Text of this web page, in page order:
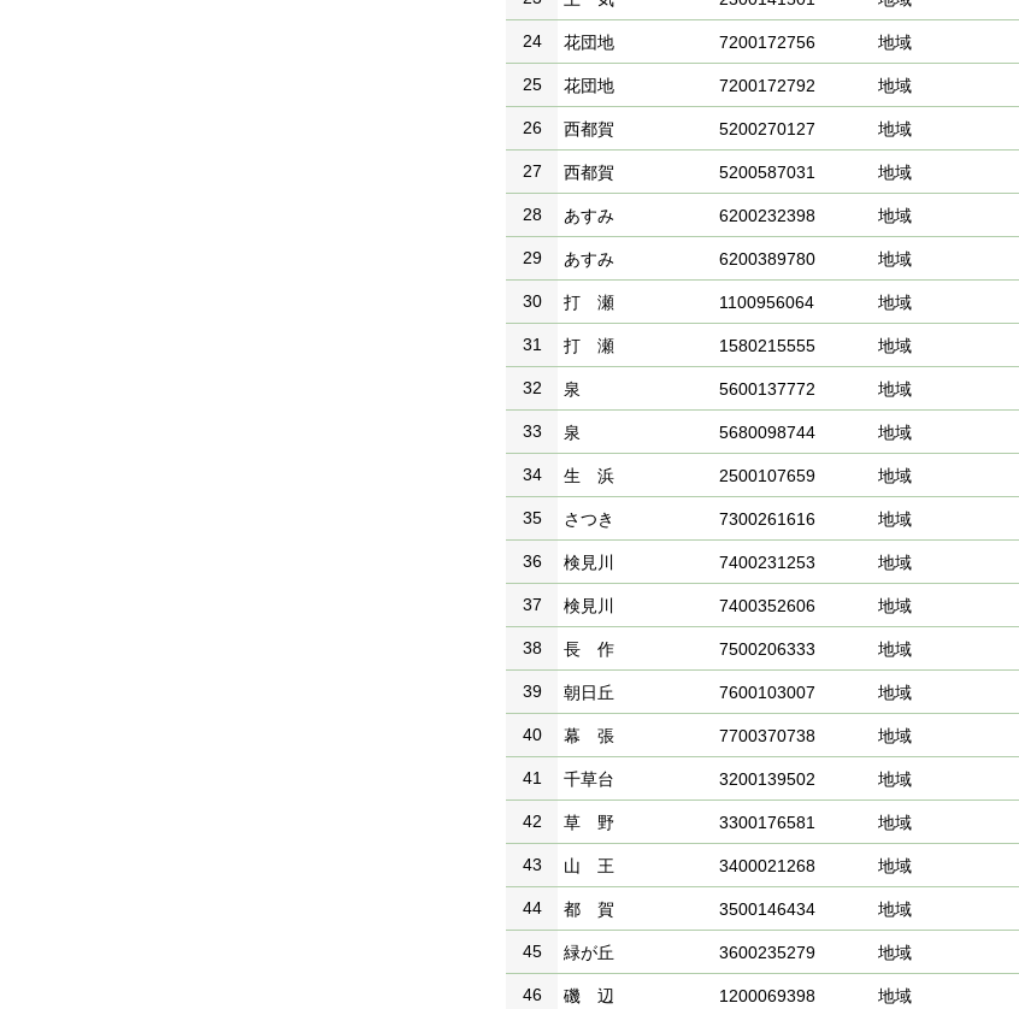
24 花団地 7200172756 地域
25 花団地 7200172792 地域
26 西都賀 5200270127 地域
27 西都賀 5200587031 地域
28 あすみ 6200232398 地域
29 あすみ 6200389780 地域
30 打 瀬 1100956064 地域
31 打 瀬 1580215555 地域
32 泉 5600137772 地域
33 泉 5680098744 地域
34 生 浜 2500107659 地域
35 さつき 7300261616 地域
36 検見川 7400231253 地域
37 検見川 7400352606 地域
38 長 作 7500206333 地域
39 朝日丘 7600103007 地域
40 幕 張 7700370738 地域
41 千草台 3200139502 地域
42 草 野 3300176581 地域
43 山 王 3400021268 地域
44 都 賀 3500146434 地域
45 緑が丘 3600235279 地域
46 磯 辺 1200069398 地域